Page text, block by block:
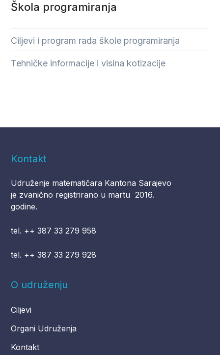
Škola programiranja
Ciljevi i program rada škole programiranja
Tehničke informacije i visina kotizacije
Kontakt
Udruženje matematičara Kantona Sarajevo
je zvanično registrirano u martu 2016.
godine.
tel. ++ 387 33 279 958
tel. ++ 387 33 279 928
O udruženju
Ciljevi
Organi Udruženja
Kontakt